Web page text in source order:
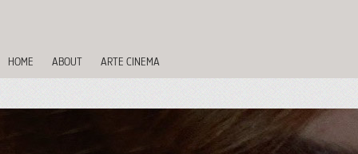
HOME ABOUT ARTE CINEMA